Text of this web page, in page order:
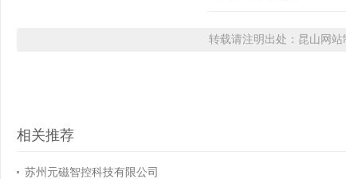
转载请注明出处：昆山网
相关推荐
苏州元磁智控科技有限公司